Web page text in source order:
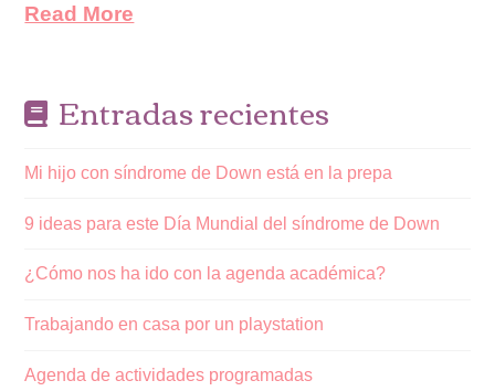
Read More
Entradas recientes
Mi hijo con síndrome de Down está en la prepa
9 ideas para este Día Mundial del síndrome de Down
¿Cómo nos ha ido con la agenda académica?
Trabajando en casa por un playstation
Agenda de actividades programadas